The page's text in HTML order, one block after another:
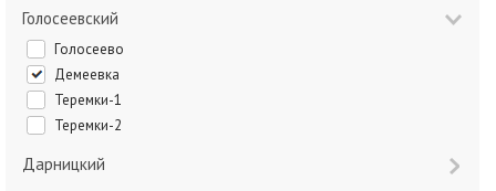
Голосеевский
Голосеево
Демеевка
Теремки-1
Теремки-2
Дарницкий